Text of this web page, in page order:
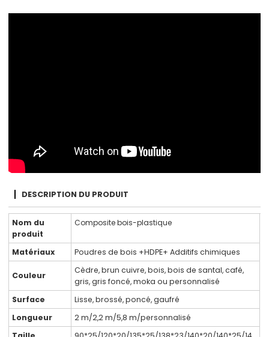
DESCRIPTION DU PRODUIT
Nom du
produit
Composite bois-plastique
Matériaux Poudres de bois +HDPE+ Additifs chimiques
Couleur
Cèdre, brun cuivre, bois, bois de santal, café,
gris, gris foncé, moka ou personnalisé
Surface
Lisse, brossé, poncé, gaufré
Longueur
2 m/2,2 m/5,8 m/personnalisé